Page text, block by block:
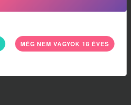
MÉG NEM VAGYOK 18 ÉVES